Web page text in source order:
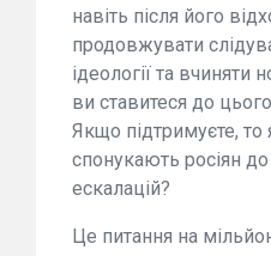
навіть після його
продовжувати
ідеології та вчиняти
ви ставитеся до
Якщо підтримуєте, то
спонукають росіян
ескалацій?
Це питання на